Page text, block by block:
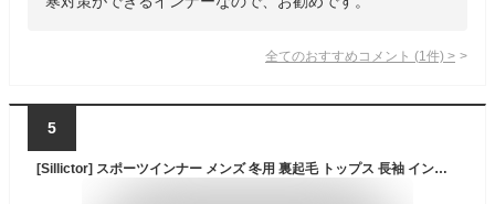
全てのおすすめコメント (1 件) >
5
[Sillictor] スポーツインナー メンズ 冬用 裏起毛 トップス 長袖 インナー ストレッチ アンダー シャツ コンプレッション ウェア 【 保温防寒 + 吸汗速乾 】 yc1021blk-blk-M